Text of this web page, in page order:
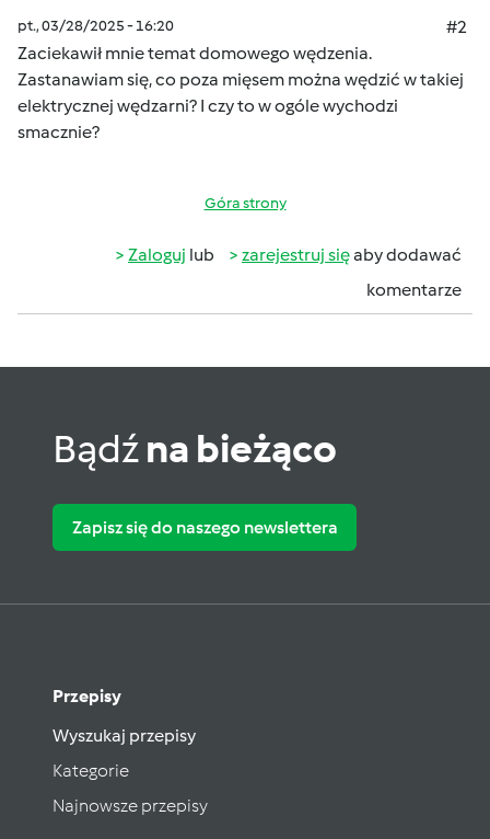
pt., 03/28/2025 - 16:20
#2
Zaciekawił mnie temat domowego wędzenia.
Zastanawiam się, co poza mięsem można wędzić w takiej
elektrycznej wędzarni? I czy to w ogóle wychodzi
smacznie?
Góra strony
Zaloguj lub zarejestruj sięaby dodawać
komentarze
Bądźna bieżąco
Zapisz się do naszego newslettera
Przepisy
Wyszukaj przepisy
Kategorie
Najnowsze przepisy